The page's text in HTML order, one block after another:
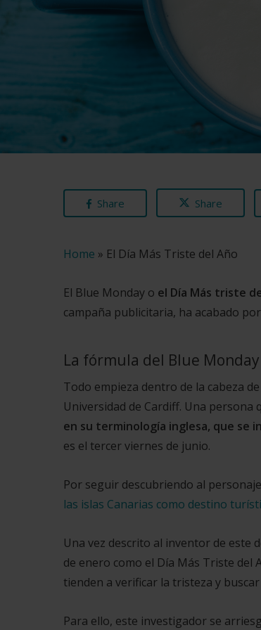
Share Share
Home » El Día Más Triste del Año
El Blue Monday o el Día Más triste
campaña publicitaria, ha acabado
La fórmula del Blue Monday
Todo empieza dentro de la cabeza
Universidad de Cardiff. Una persona
en su terminología inglesa, que se
es el tercer viernes de junio.
Por seguir descubriendo al
las islas Canarias como destino
Una vez descrito al inventor de este
de enero como el Día Más Triste del
tienden a verificar la tristeza y
Para ello, este investigador se